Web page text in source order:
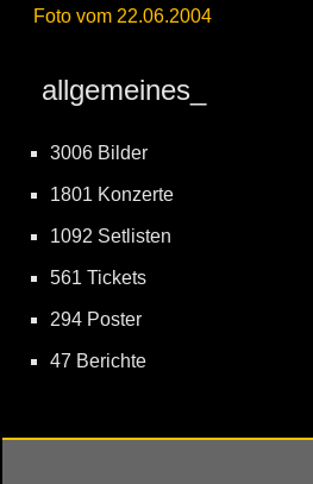
Foto vom 22.06.2004
allgemeines_
3006 Bilder
1801 Konzerte
1092 Setlisten
561 Tickets
294 Poster
47 Berichte